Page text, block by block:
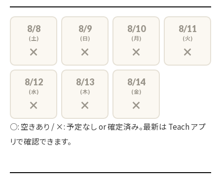
8/8
(土)
×
8/9
(日)
×
8/10
(月)
×
8/11
(火)
×
8/12
(水)
×
8/13
(木)
×
8/14
(金)
×
○: 空きあり / ×: 予定なし or 確定済み。最新は Teach アプ
リで確認できます。